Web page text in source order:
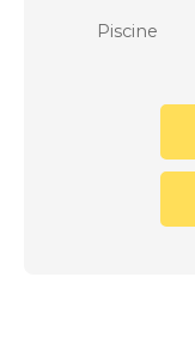
Piscine